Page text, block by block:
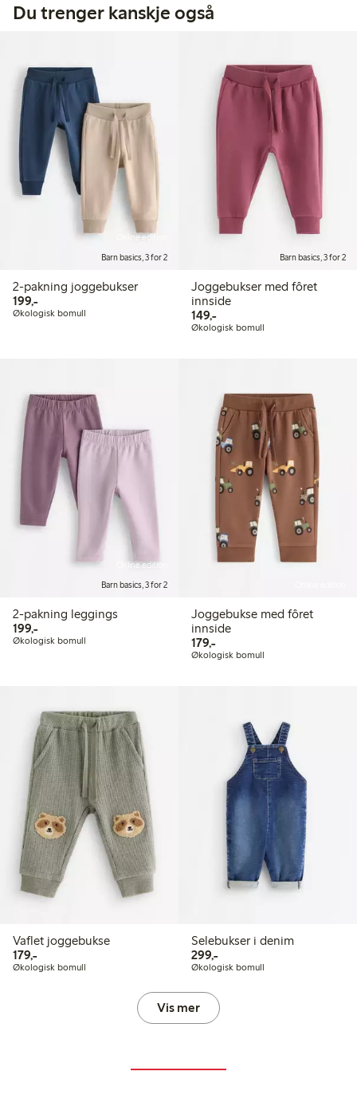
Du trenger kanskje også
Online edition
Barn basics, 3 for 2
2-pakning joggebukser
199,-199,00 kr
Økologisk bomull
Barn basics, 3 for 2
Joggebukser med fôret
innside
149,-149,00 kr
Økologisk bomull
Online edition
Barn basics, 3 for 2
2-pakning leggings
199,-199,00 kr
Økologisk bomull
Joggebukse med fôret
innside
179,-179,00 kr
Økologisk bomull
Vaflet joggebukse
179,-179,00 kr
Økologisk bomull
Selebukser i denim
299,-299,00 kr
Økologisk bomull
Vis mer